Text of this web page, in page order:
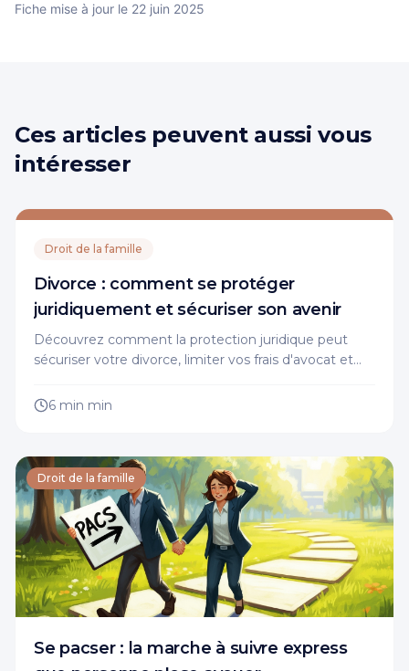
Fiche mise à jour le 22 juin 2025
Ces articles peuvent aussi vous
intéresser
Droit de la famille
Divorce : comment se protéger
juridiquement et sécuriser son avenir
Découvrez comment la protection juridique peut
sécuriser votre divorce, limiter vos frais d'avocat et
sereinement.
6 min min
Droit de la famille
Se pacser : la marche à suivre express